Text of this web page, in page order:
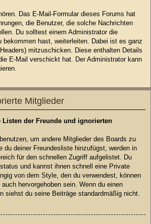
Das E-Mail-Formular dieses Forums hat
die Benutzer, die solche Nachrichten
Du solltest einem Administrator die
bekommen hast, weiterleiten. Dabei ist es ganz
mitzuschicken. Diese enthalten Details
E-Mail verschickt hat. Der Administrator kann
Mitglieder
der Freunde und ignorierten
um andere Mitglieder des Boards zu
du deiner Freundesliste hinzufügst, werden in
für den schnellen Zugriff aufgelistet. Du
und kannst ihnen schnell eine Private
von dem Style, den du verwendest, können
hervorgehoben sein. Wenn du einen
siehst du seine Beiträge standardmäßig nicht.